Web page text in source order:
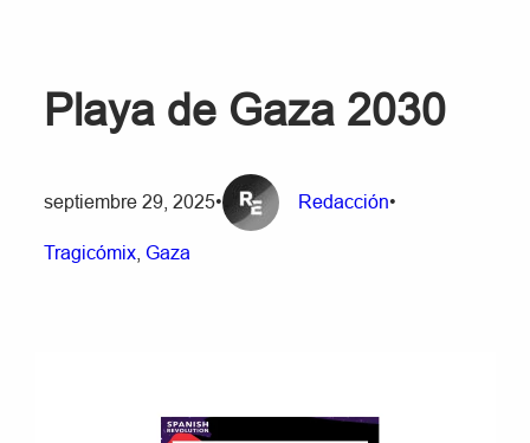
Playa de Gaza 2030
septiembre 29, 2025• Redacción•
Tragicómix , Gaza